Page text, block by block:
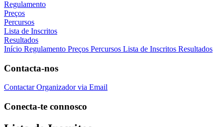
Regulamento
Preços
Percursos
Lista de Inscritos
Resultados
Início Regulamento Preços Percursos Lista de Inscritos Resultados
Contacta-nos
Contactar Organizador via Email
Conecta-te connosco